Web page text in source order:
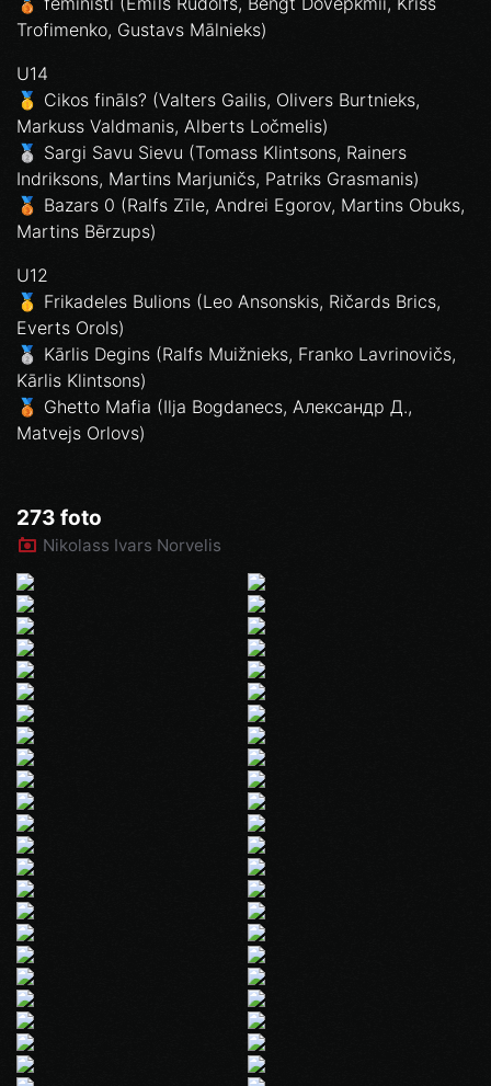
Trofimenko, Gustavs Mālnieks)
U14
🥇 Cikos fināls? (Valters Gailis, Olivers Burtnieks,
Markuss Valdmanis, Alberts Ločmelis)
🥈 Sargi Savu Sievu (Tomass Klintsons, Rainers
Indriksons, Martins Marjuničs, Patriks Grasmanis)
🥉 Bazars 0 (Ralfs Zīle, Andrei Egorov, Martins Obuks,
Martins Bērzups)
U12
🥇 Frikadeles Bulions (Leo Ansonskis, Ričards Brics,
Everts Orols)
🥈 Kārlis Degins (Ralfs Muižnieks, Franko Lavrinovičs,
Kārlis Klintsons)
🥉 Ghetto Mafia (Ilja Bogdanecs, Александр Д.,
Matvejs Orlovs)
273 foto
Nikolass Ivars Norvelis